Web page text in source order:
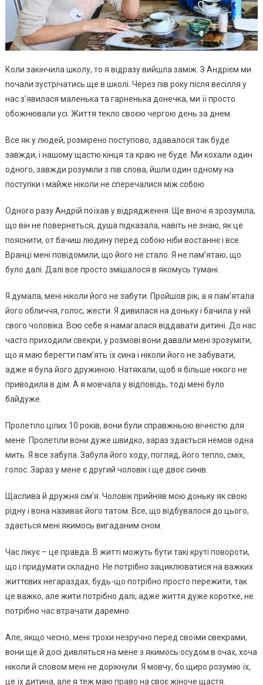
Коли закінчила школу, то я відразу вийшла заміж. З Андрієм ми
почали зустрічатись ще в школі. Через пів року після весілля у
нас з’явилася маленька та гарненька донечка, ми її просто
обожнювали усі. Життя текло своєю чергою день за днем.
Все як у людей, розмірено поступово, здавалося так буде
завжди, і нашому щастю кінця та краю не буде. Ми кохали один
одного, завжди розуміли з пів слова, йшли один одному на
поступки і майже ніколи не сперечалися між собою.
Одного разу Андрій поїхав у відрядження. Ще вночі я зрозуміла,
що він не повернеться, душа підказала, навіть не знаю, як це
пояснити, от бачиш людину перед собою ніби востаннє і все.
Вранці мені повідомили, що його не стало. Я не пам’ятаю, що
було далі. Далі все просто змішалося в якомусь тумані.
Я думала, мені ніколи його не забути. Пройшов рік, а я пам’ятала
його обличчя, голос, жести. Я дивилася на доньку і бачила у ній
свого чоловіка. Всю себе я намагалася віддавати дитині. До нас
часто приходили свекри, у розмові вони давали мені зрозуміти,
що я маю берегти пам’ять їх сина і ніколи його не забувати,
адже я була його дружиною. Натякали, щоб я більше нікого не
приводила в дім. А я мовчала у відповідь, тоді мені було
байдуже.
Пролетіло цілих 10 років, вони були справжньою вічністю для
мене. Пролетіли вони дуже швидко, зараз здається немов одна
мить. Я все забула. Забула його ходу, погляд, його тепло, сміх,
голос. Зараз у мене є другий чоловік і ще двоє синів.
Щаслива й дружня сім’я. Чоловік прийняв мою доньку як свою
рідну і вона називає його татом. Все, що відбувалося до цього,
здається мені якимось вигаданим сном.
Час лікує – це правда. В житті можуть бути такі круті повороти,
що і придумати складно. Не потрібно зациклюватися на важких
життєвих негараздах, будь-що потрібно просто пережити, так
це важко, але жити потрібно далі, адже життя дуже коротке, не
потрібно час втрачати даремно.
Але, якщо чесно, мені трохи незручно перед своїми свекрами,
вони ще й досі дивляться на мене з якимось осудом в очах, хоча
ніколи й словом мені не дорікнули. Я мовчу, бо щиро розумію їх,
це їх дитина, але я теж маю право на своє жіноче щастя.